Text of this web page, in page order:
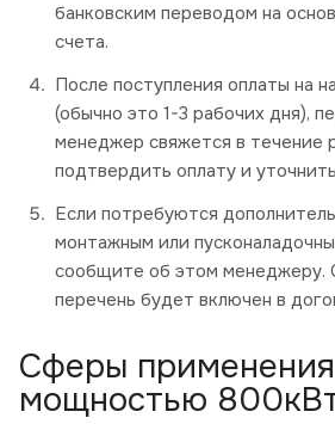
банковским переводом на
счета.
После поступления оплаты на
(обычно это 1-3 рабочих дня),
менеджер свяжется в течение
подтвердить оплату и
Если потребуются
монтажным или
сообщите об этом менеджеру.
перечень будет включен в
Сферы
мощностью